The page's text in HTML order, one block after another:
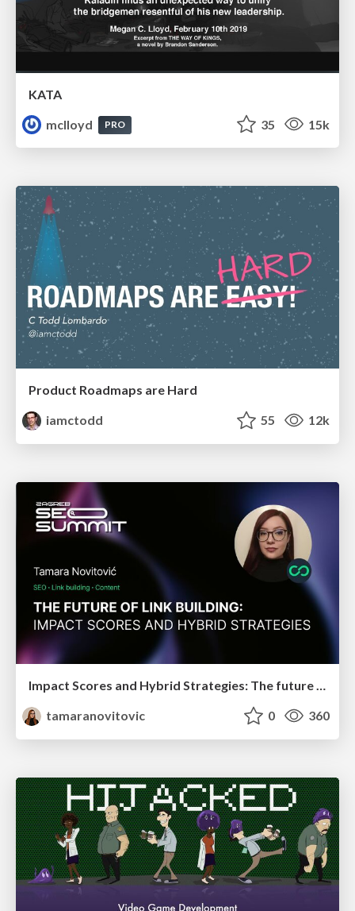
KATA
mclloyd
PRO 35 15k
Product Roadmaps are Hard
iamctodd
55 12k
Impact Scores and Hybrid Strategies: The future of link building
tamaranovitovic
0 360